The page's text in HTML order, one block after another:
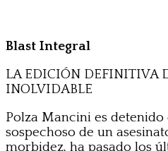
Blast Integral
LA EDICIÓN DEFINITIVA
INOLVIDABLE
Polza Mancini es
sospechoso de un
morbidez, ha pasado los